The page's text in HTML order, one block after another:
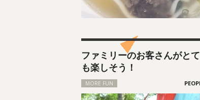
ファミリーのお客さんがとて
も楽しそう！
MORE FUN